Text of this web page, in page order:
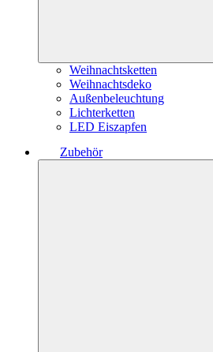
Weihnachtsketten
Weihnachtsdeko
Außenbeleuchtung
Lichterketten
LED Eiszapfen
Zubehör